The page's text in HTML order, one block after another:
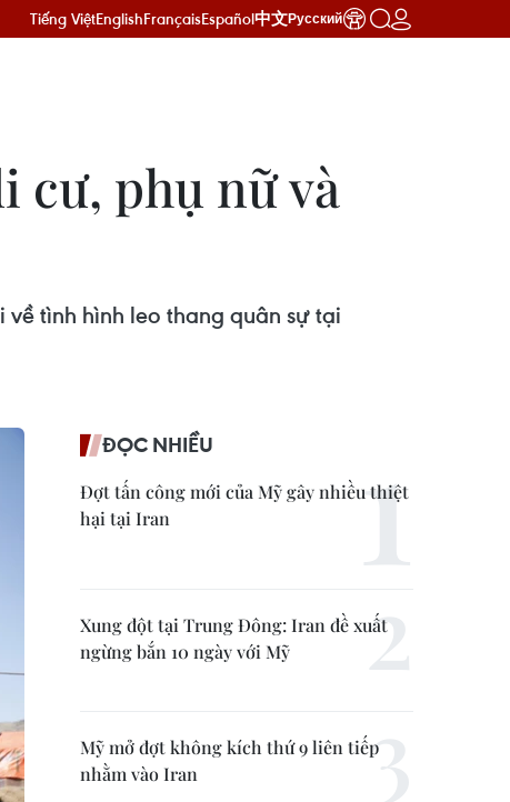
Tiếng ViệtEnglishFrançaisEspañol中文Русский
cư, phụ nữ và
tình hình leo thang quân sự tại
ĐỌC NHIỀU
Đợt tấn công mới của Mỹ gây nhiều thiệt
hại tại Iran
Xung đột tại Trung Đông: Iran đề xuất
ngừng bắn 10 ngày với Mỹ
Mỹ mở đợt không kích thứ 9 liên tiếp
nhằm vào Iran